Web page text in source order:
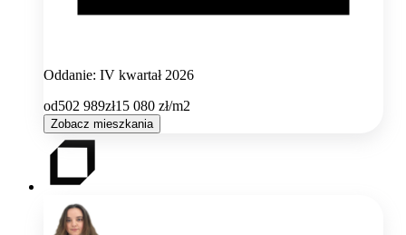
Oddanie: IV kwartał 2026
od502 989zł15 080 zł/m2
Zobacz mieszkania